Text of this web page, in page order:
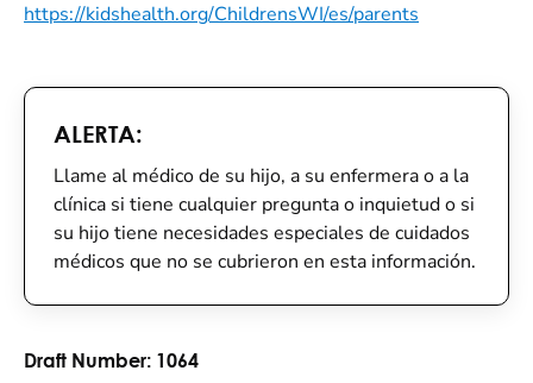
https://kidshealth.org/ChildrensWI/es/parents
ALERTA:
Llame al médico de su hijo, a su enfermera o a la
clínica si tiene cualquier pregunta o inquietud o si
su hijo tiene necesidades especiales de cuidados
médicos que no se cubrieron en esta información.
Draft Number: 1064